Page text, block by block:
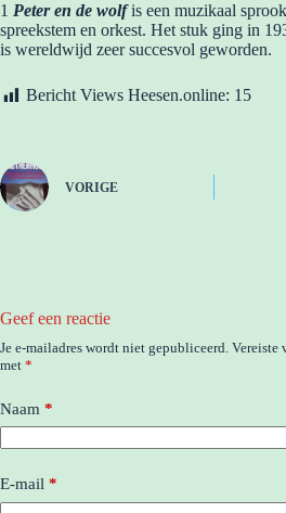
1 Peter en de wolfis een muzikaal
spreekstem en orkest. Het stuk ging in
is wereldwijd zeer succesvol geworden.
Bericht Views Heesen.online: 15
VORIGE
Geef een reactie
Je e-mailadres wordt niet gepubliceerd. Vereiste
met *
Naam *
E-mail *